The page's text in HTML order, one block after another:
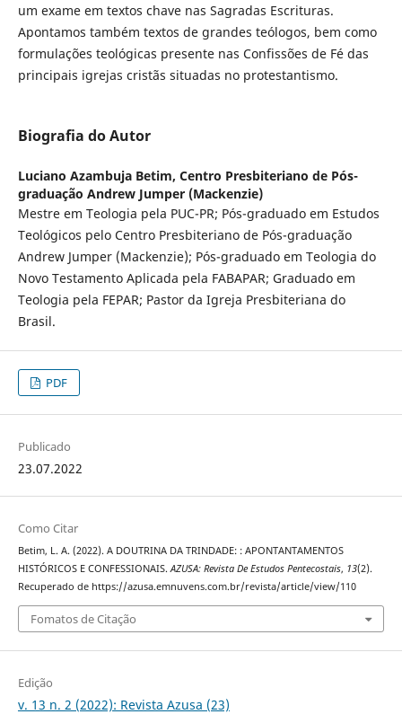
um exame em textos chave nas Sagradas Escrituras.
Apontamos também textos de grandes teólogos, bem como
formulações teológicas presente nas Confissões de Fé das
principais igrejas cristãs situadas no protestantismo.
Biografia do Autor
Luciano Azambuja Betim, Centro Presbiteriano de Pós-
graduação Andrew Jumper (Mackenzie)
Mestre em Teologia pela PUC-PR; Pós-graduado em Estudos
Teológicos pelo Centro Presbiteriano de Pós-graduação
Andrew Jumper (Mackenzie); Pós-graduado em Teologia do
Novo Testamento Aplicada pela FABAPAR; Graduado em
Teologia pela FEPAR; Pastor da Igreja Presbiteriana do
Brasil.
PDF
Publicado
23.07.2022
Como Citar
Betim, L. A. (2022). A DOUTRINA DA TRINDADE: : APONTANTAMENTOS
HISTÓRICOS E CONFESSIONAIS.AZUSA: Revista De Estudos Pentecostais, 13(2).
Recuperado de https://azusa.emnuvens.com.br/revista/article/view/110
Fomatos de Citação
Edição
v. 13 n. 2 (2022): Revista Azusa (23)